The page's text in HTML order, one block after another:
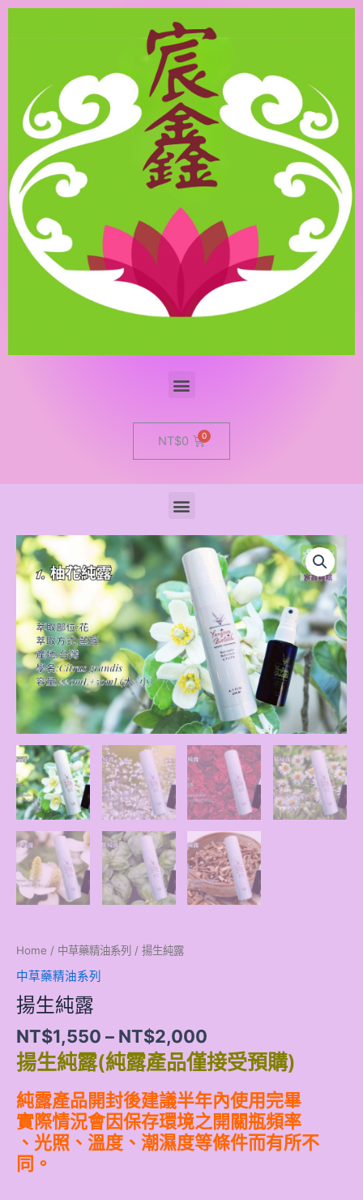
跳
Menu
NT$0 Cart
Menu
Home / 中草藥精油系列 / 揚生純露
中草藥精油系列
揚生純露
NT$1,550 – NT$2,000
揚生純露(純露產品僅接受預購)
純露產品開封後建議半年內使用完畢
實際情況會因保存環境之開關瓶頻率
、光照、溫度、潮濕度等條件而有所不
同。
揚
生
純
quantity